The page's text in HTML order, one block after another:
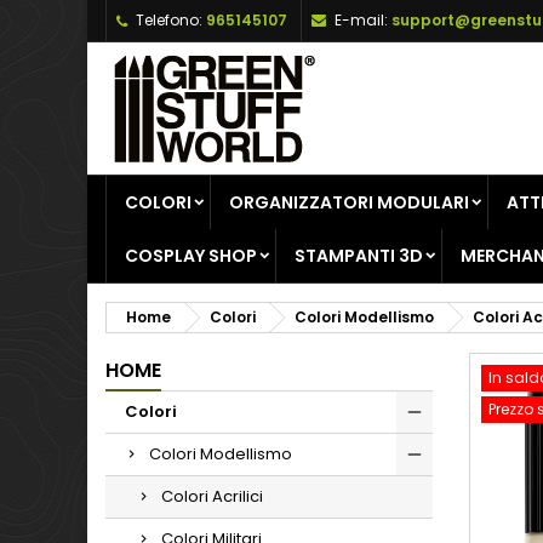
Telefono: 965145107 E-mail:
COLORI ORGANIZZATORI MODULARI
COSPLAY SHOP STAMPANTI 3D
Home Colori Colori Modellismo Colori
HOME
Colori
Colori Modellismo
Colori Acrilici
In